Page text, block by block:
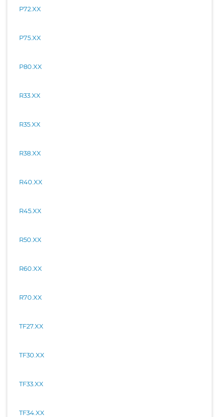
P72.XX
P75.XX
P80.XX
R33.XX
R35.XX
R38.XX
R40.XX
R45.XX
R50.XX
R60.XX
R70.XX
TF27.XX
TF30.XX
TF33.XX
TF34.XX